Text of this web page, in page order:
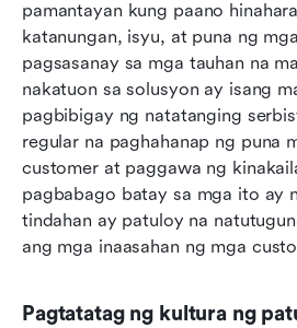
pamantayan kung paano
katanungan, isyu, at puna ng
pagsasanay sa mga tauhan na
nakatuon sa solusyon ay isang
pagbibigay ng natatanging
regular na paghahanap ng puna
customer at paggawa ng
pagbabago batay sa mga ito ay
tindahan ay patuloy na
ang mga inaasahan ng mga
Pagtatatag ng kultura ng